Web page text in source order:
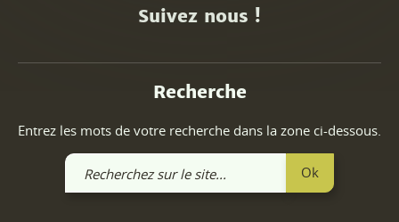
Suivez nous !
Recherche
Entrez les mots de votre recherche dans la zone ci-dessous.
Recherchez
sur
Ok